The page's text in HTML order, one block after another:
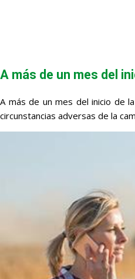
A más de un mes del
A más de un mes del inicio de
circunstancias adversas de la